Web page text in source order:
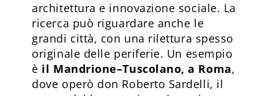
architettura e innovazione sociale. La
ricerca può riguardare anche le
grandi città, con una rilettura spesso
originale delle periferie. Un esempio
è il Mandrione–Tuscolano, a Roma,
dove operò don Roberto Sardelli, il